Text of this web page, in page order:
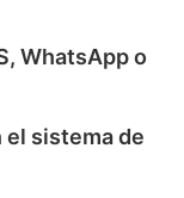
WhatsApp o
sistema de